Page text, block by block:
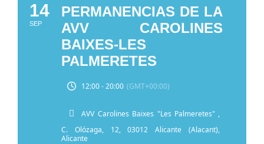
14
SEP
PERMANENCIAS DE LA
AVV CAROLINES
BAIXES-LES
PALMERETES
12:00 - 20:00 (GMT+00:00)
AVV Carolines Baixes "Les Palmeretes" ,
C. Olózaga, 12, 03012 Alicante (Alacant),
Alicante